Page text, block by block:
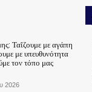
Ταΐζουμε με αγάπη
με υπευθυνότητα
τον τόπο μας
2026